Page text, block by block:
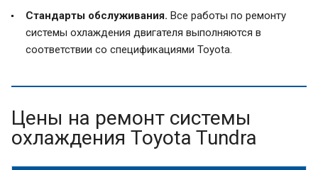
Стандарты обслуживания. Все работы по ремонту
системы охлаждения двигателя выполняются в
соответствии со спецификациями Toyota.
Цены на ремонт системы
охлаждения Toyota Tundra